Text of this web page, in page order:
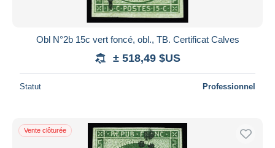
Obl N°2b 15c vert foncé, obl., TB. Certificat Calves
± 518,49 $US
Statut Professionnel
Vente clôturée